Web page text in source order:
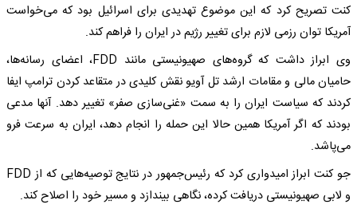
کنت تصریح کرد که این موضوع تهدیدی برای اسرائیل بود که می‌خواست
آمریکا توان رزمی لازم برای تغییر رژیم در ایران را فراهم کند.
وی ابراز داشت که گروه‌های صهیونیستی مانند FDD، اعضای رسانه‌ها،
حامیان مالی و مقامات ارشد تل آویو نقش کلیدی در متقاعد کردن ترامپ ایفا
کردند که سیاست ایران را به سمت «غنی‌سازی صفر» تغییر دهد. آنها مدعی
بودند که اگر آمریکا همین حالا این حمله را انجام دهد، ایران به سرعت فرو
می‌پاشد.
جو کنت ابراز امیدواری کرد که رئیس‌جمهور در نتایج توصیه‌هایی که از FDD
و لابی صهیونیستی دریافت کرده، نگاهی بیندازد و مسیر خود را اصلاح کند.